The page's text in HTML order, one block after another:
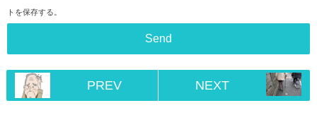
トを保存する。
PREV NEXT